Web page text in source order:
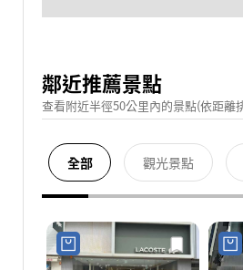
鄰近推薦景點
查看附近半徑50公里內的景點(依距離
全部 觀光景點